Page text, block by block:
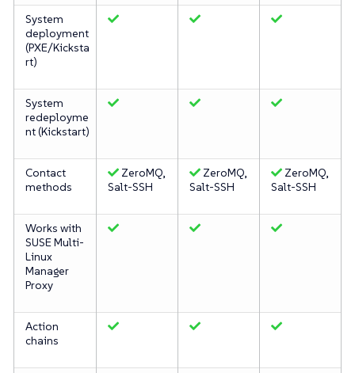
System
deployment
(PXE/Kicksta
rt)
System
redeployme
nt (Kickstart)
Contact
methods
ZeroMQ,
Salt-SSH
ZeroMQ,
Salt-SSH
ZeroMQ,
Salt-SSH
Works with
SUSE Multi-
Linux
Manager
Proxy
Action
chains